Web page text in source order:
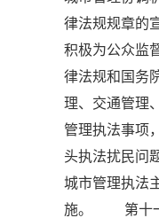
律法规规章的
积极为公众
律法规和国务
理、交通管
管理执法事
头执法扰民
城市管理执法
施。 第十一